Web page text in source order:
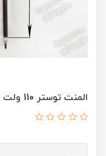
المنت توستر 110 ولت 36/5 سانتی متر